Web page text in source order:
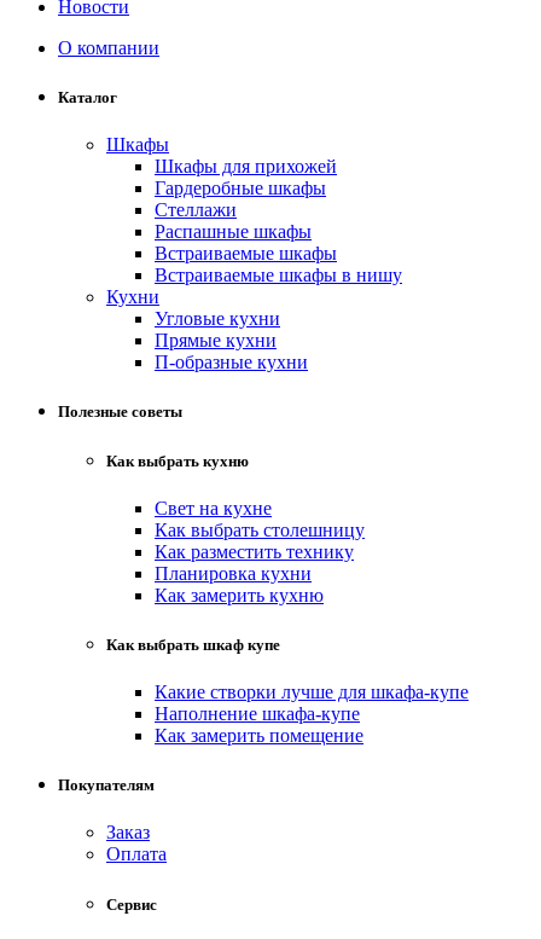
Новости
О компании
Каталог
Шкафы
Шкафы для прихожей
Гардеробные шкафы
Стеллажи
Распашные шкафы
Встраиваемые шкафы
Встраиваемые шкафы в нишу
Кухни
Угловые кухни
Прямые кухни
П-образные кухни
Полезные советы
Как выбрать кухню
Свет на кухне
Как выбрать столешницу
Как разместить технику
Планировка кухни
Как замерить кухню
Как выбрать шкаф купе
Какие створки лучше для шкафа-купе
Наполнение шкафа-купе
Как замерить помещение
Покупателям
Заказ
Оплата
Сервис